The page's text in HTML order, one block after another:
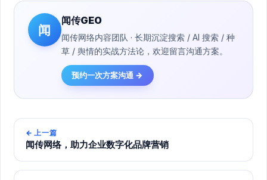
闻
闻传GEO
闻传网络内容团队 · 长期沉淀搜索 / AI 搜索 / 种
草 / 舆情的实战方法论，欢迎留言沟通方案。
预约一次方案沟通 →
← 上一篇
闻传网络，助力企业数字化品牌营销